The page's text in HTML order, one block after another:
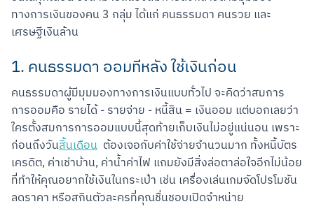
ทางการเงินของคน 3 กลุ่ม ได้แก่ คนธรรมดา คนรวย และ
เศรษฐีเงินล้าน
1. คนธรรมดา ออมทีหลัง ใช้เงินก่อน
คนธรรมดาผู้มีมุมมองทางการเงินแบบทั่วไป จะคิดว่าสมการ
การออมคือ รายได้ - รายจ่าย - หนี้สิน = เงินออม แต่บอกเลยว่า
ใครตั้งสมการการออมแบบนี้สุดท้ายเก็บเงินไม่อยู่แน่นอน เพราะ
ก่อนถึงวันสิ้นเดือน
  ต้องเจอกับค่าใช้จ่ายจำนวนมาก ทั้งหนี้บัตร
เครดิต, ค่าเช่าบ้าน, ค่าน้ำค่าไฟ แถมยังมีสิ่งล่อตาล่อใจอีกไม่น้อย
ที่ทำให้คุณอยากใช้เงินในกระเป๋า เช่น เครื่องเล่นเกมจัดโปรโมชัน
ลดราคา หรือสกินตัวละครที่คุณชื่นชอบเปิดจำหน่าย